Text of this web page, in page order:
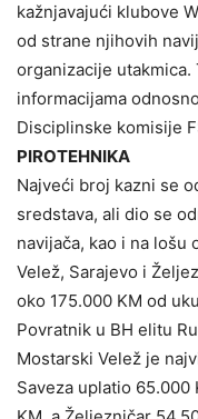
kažnjavajući klubove
od strane njihovih
organizacije
informacijama
Disciplinske komisije
PIROTEHNIKA
Najveći broj kazni se
sredstava, ali dio se
navijača, kao i na lošu
Velež, Sarajevo i
oko 175.000 KM od
Povratnik u BH elitu
Mostarski Velež je
Saveza uplatio 65.000